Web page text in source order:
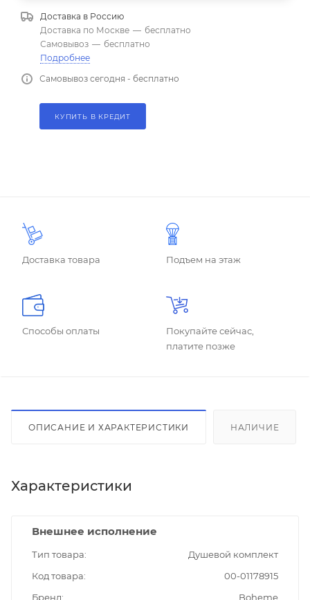
Доставка в Россию
Доставка по Москве — бесплатно
Самовывоз — бесплатно
Подробнее
Самовывоз сегодня - бесплатно
КУПИТЬ В КРЕДИТ
Доставка товара Подъем на этаж
Способы оплаты
Покупайте сейчас,
платите позже
ОПИСАНИЕ И ХАРАКТЕРИСТИКИ НАЛИЧИЕ
Характеристики
Внешнее исполнение
Тип товара
Душевой комплект
Код товара
00-01178915
Бренд
Boheme